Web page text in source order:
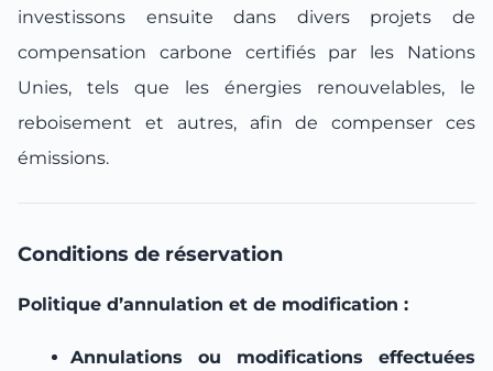
investissons ensuite dans divers projets de
compensation carbone certifiés par les Nations
Unies, tels que les énergies renouvelables, le
reboisement et autres, afin de compenser ces
émissions.
Conditions de réservation
Politique d’annulation et de modification :
Annulations ou modifications effectuées